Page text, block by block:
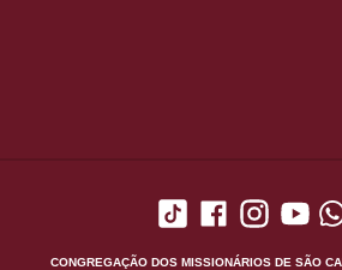
CONGREGAÇÃO DOS MISSIONÁRIOS DE SÃO